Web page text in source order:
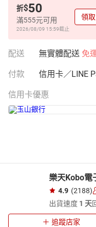
折$50
滿555元可用
2026/08/09 15:59截止
領取
配送 無實體配送 免
付款 信用卡／LINE
信用卡優惠
樂天Kobo電
4.9 (2188)
出貨速度 1 天
追蹤店家